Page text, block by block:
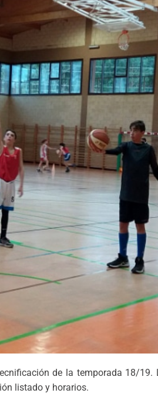
de la temporada 18/
listado y horarios.